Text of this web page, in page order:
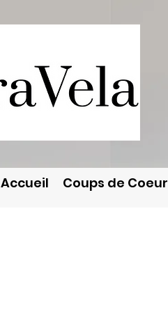
Accueil Coups de Coeur